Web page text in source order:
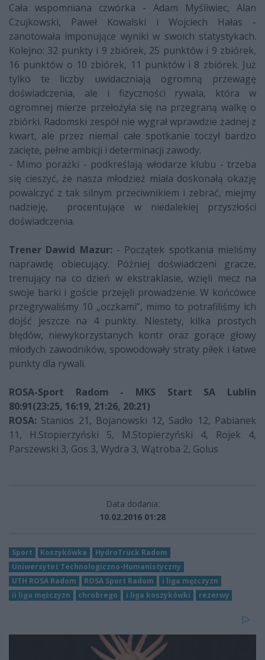
Cała wspomniana czwórka - Adam Myśliwiec, Alan
Czujkowski, Paweł Kowalski i Wojciech Hałas -
zanotowała imponujące wyniki w swoich statystykach.
Kolejno: 32 punkty i 9 zbiórek, 25 punktów i 9 zbiórek,
16 punktów o 10 zbiórek, 11 punktów i 8 zbiórek. Już
tylko te liczby uwidaczniają ogromną przewagę
doświadczenia, ale i fizyczności rywala, która w
ogromnej mierze przełożyła się na przegraną walkę o
zbiórki. Radomski zespół nie wygrał wprawdzie żadnej z
kwart, ale przez niemal całe spotkanie toczył bardzo
zacięte, pełne ambicji i determinacji zawody.
- Mimo porażki - podkreślają włodarze klubu - trzeba
się cieszyć, że nasza młodzież miała doskonałą okazję
powalczyć z tak silnym przeciwnikiem i zebrać, miejmy
nadzieję, procentujące w niedalekiej przyszłości
doświadczenia.
Trener Dawid Mazur: - Początek spotkania mieliśmy
naprawdę obiecujący. Później doświadczeni gracze,
trenujący na co dzień w ekstraklasie, wzięli mecz na
swoje barki i goście przejęli prowadzenie. W końcówce
przegrywaliśmy 10 „oczkami”, mimo to potrafiliśmy ich
dojść jeszcze na 4 punkty. Niestety, kilka prostych
błędów, niewykorzystanych kontr oraz gorące głowy
młodych zawodników, spowodowały straty piłek i łatwe
punkty dla rywali.
ROSA-Sport Radom - MKS Start SA Lublin
80:91(23:25, 16:19, 21:26, 20:21)
ROSA: Stanios 21, Bojanowski 12, Sadło 12, Pabianek
11, H.Stopierzyński 5, M.Stopierzyński 4, Rojek 4,
Parszewski 3, Gos 3, Wydra 3, Wątroba 2, Golus
Data dodania:
10.02.2016 01:28
Sport Koszykówka
HydroTruck Radom
Uniwersytet Technologiczno-Humanistyczny
UTH ROSA Radom
ROSA Sport Radom
i liga mężczyzn
ii liga mężczyzn
chrobrego i liga koszykówki rezerwy